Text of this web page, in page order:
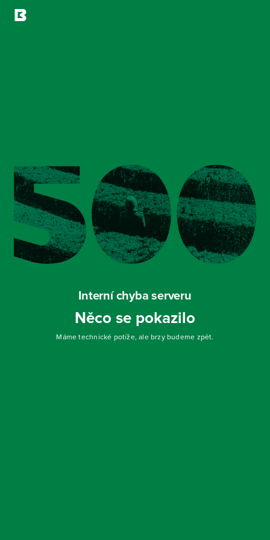
Interní chyba serveru
Něco se pokazilo
Máme technické potíže, ale brzy budeme zpět.